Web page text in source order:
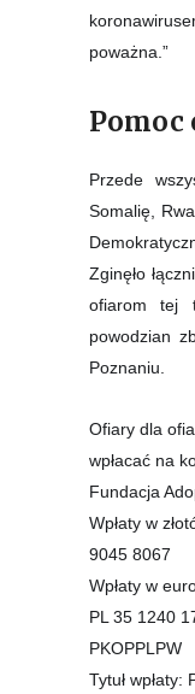
poważna.”
Przede
Somalię,
Zginęło
ofiarom tej
powodzian
Poznaniu.
Ofiary dla
wpłacać na
Fundacja
Wpłaty w
9045 8067
Wpłaty w
PL 35 1240
PKOPPLPW
Tytuł wpłaty: